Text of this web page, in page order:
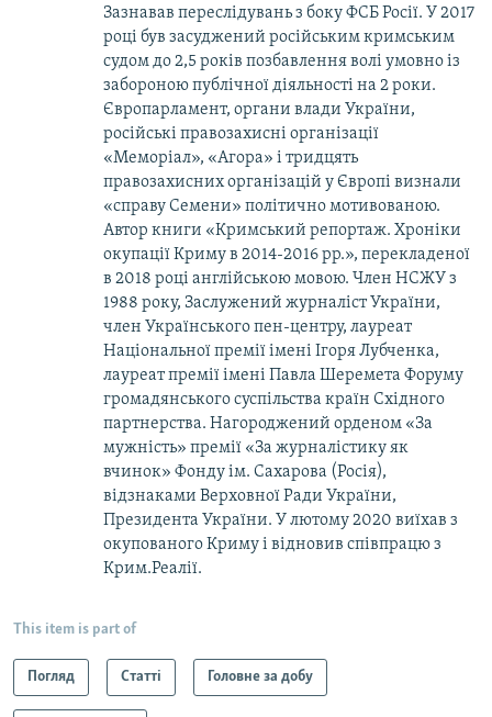
Зазнавав переслідувань з боку ФСБ Росії. У 2017
році був засуджений російським кримським
судом до 2,5 років позбавлення волі умовно із
забороною публічної діяльності на 2 роки.
Європарламент, органи влади України,
російські правозахисні організації
«Меморіал», «Агора» і тридцять
правозахисних організацій у Європі визнали
«справу Семени» політично мотивованою.
Автор книги «Кримський репортаж. Хроніки
окупації Криму в 2014-2016 рр.», перекладеної
в 2018 році англійською мовою. Член НСЖУ з
1988 року, Заслужений журналіст України,
член Українського пен-центру, лауреат
Національної премії імені Ігоря Лубченка,
лауреат премії імені Павла Шеремета Форуму
громадянського суспільства країн Східного
партнерства. Нагороджений орденом «За
мужність» премії «За журналістику як
вчинок» Фонду ім. Сахарова (Росія),
відзнаками Верховної Ради України,
Президента України. У лютому 2020 виїхав з
окупованого Криму і відновив співпрацю з
Крим.Реалії.
This item is part of
Погляд Статті Головне за добу